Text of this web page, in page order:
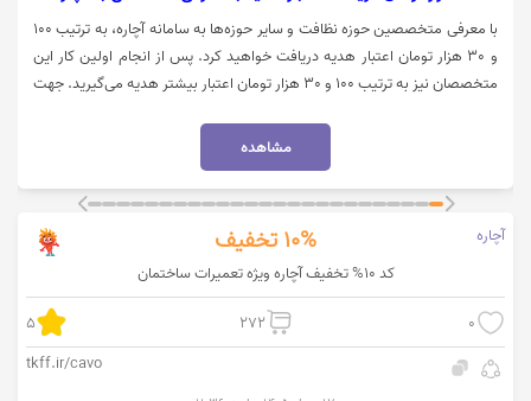
با معرفی متخصصین حوزه نظافت و سایر حوزه‌ها به سامانه آچاره، به ترتیب 100
و 30 هزار تومان اعتبار هدیه دریافت خواهید کرد. پس از انجام اولین کار این
متخصصان نیز به ترتیب 100 و 30 هزار تومان اعتبار بیشتر هدیه می‌گیرید. جهت
مشاهده
آچاره 10% تخفیف
کد 10% تخفیف آچاره ویژه تعمیرات ساختمان
0
272
5
tkff.ir/cavo